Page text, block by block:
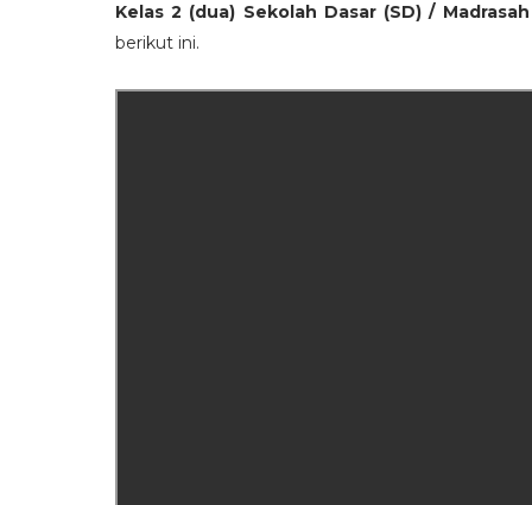
Kelas 2 (dua) Sekolah Dasar (SD) /
berikut ini.